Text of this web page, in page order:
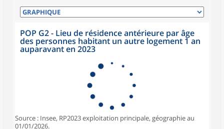
POP G2 - Lieu de résidence antérieure par âge
des personnes habitant un autre logement 1 an
auparavant en 2023
Source : Insee, RP2023 exploitation principale, géographie au
01/01/2026.